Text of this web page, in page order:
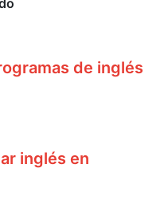
de inglés
inglés en